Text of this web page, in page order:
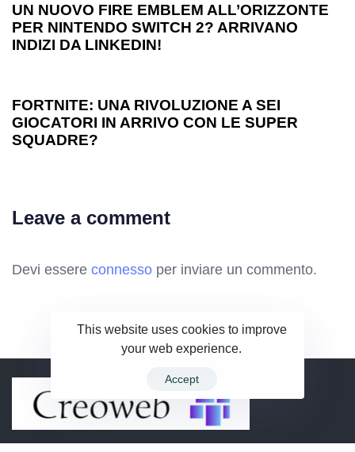
UN NUOVO FIRE EMBLEM ALL’ORIZZONTE
PER NINTENDO SWITCH 2? ARRIVANO
INDIZI DA LINKEDIN!
FORTNITE: UNA RIVOLUZIONE A SEI
GIOCATORI IN ARRIVO CON LE SUPER
SQUADRE?
Leave a comment
Devi essere connesso per inviare un commento.
This website uses cookies to improve
your web experience.
Accept